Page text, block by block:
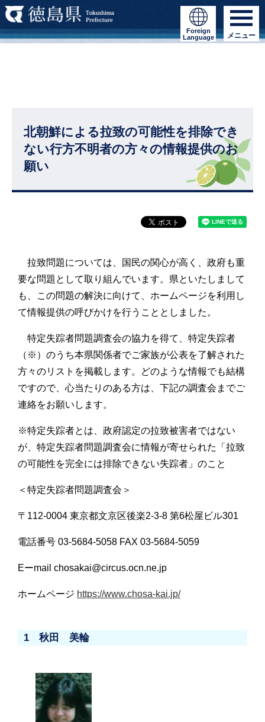
Foreign
Language
メニュー
北朝鮮による拉致の可能性を排除でき
ない行方不明者の方々の情報提供のお
願い
拉致問題については、国民の関心が高く、政府も重
要な問題として取り組んでいます。県といたしまして
も、この問題の解決に向けて、ホームページを利用し
て情報提供の呼びかけを行うこととしました。
特定失踪者問題調査会の協力を得て、特定失踪者
（※）のうち本県関係者でご家族が公表を了解された
方々のリストを掲載します。どのような情報でも結構
ですので、心当たりのある方は、下記の調査会までご
連絡をお願いします。
※特定失踪者とは、政府認定の拉致被害者ではない
が、特定失踪者問題調査会に情報が寄せられた「拉致
の可能性を完全には排除できない失踪者」のこと
＜特定失踪者問題調査会＞
〒112-0004 東京都文京区後楽2-3-8 第6松屋ビル301
電話番号 03-5684-5058 FAX 03-5684-5059
Eーmail chosakai@circus.ocn.ne.jp
ホームページ https://www.chosa-kai.jp/
1 秋田 美輪